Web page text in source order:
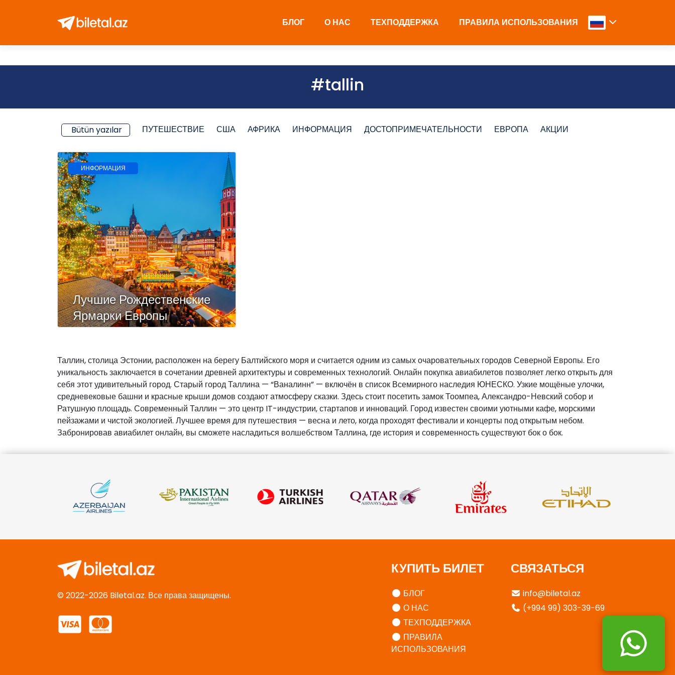
БЛОГ О НАС ТЕХПОДДЕРЖКА ПРАВИЛА ИСПОЛЬЗОВАНИЯ
#tallin
Bütün yazılar ПУТЕШЕСТВИЕ США АФРИКА ИНФОРМАЦИЯ ДОСТОПРИМЕЧАТЕЛЬНОСТИ ЕВРОПА АКЦИИ
ИНФОРМАЦИЯ
Лучшие Рождественские
Ярмарки Европы
Таллин, столица Эстонии, расположен на берегу Балтийского моря и считается одним из самых очаровательных городов Северной Европы. Его
уникальность заключается в сочетании древней архитектуры и современных технологий. Онлайн покупка авиабилетов позволяет легко открыть для
себя этот удивительный город. Старый город Таллина — “Ваналинн” — включён в список Всемирного наследия ЮНЕСКО. Узкие мощёные улочки,
средневековые башни и красные крыши домов создают атмосферу сказки. Здесь стоит посетить замок Тоомпеа, Александро-Невский собор и
Ратушную площадь. Современный Таллин — это центр IT-индустрии, стартапов и инноваций. Город известен своими уютными кафе, морскими
пейзажами и чистой экологией. Лучшее время для путешествия — весна и лето, когда проходят фестивали и концерты под открытым небом.
Забронировав авиабилет онлайн, вы сможете насладиться волшебством Таллина, где история и современность существуют бок о бок.
© 2022-2026 Biletal.az. Все права защищены.
КУПИТЬ БИЛЕТ
БЛОГ
О НАС
ТЕХПОДДЕРЖКА
ПРАВИЛА
ИСПОЛЬЗОВАНИЯ
СВЯЗАТЬСЯ
info@biletal.az
(+994 99) 303-39-69